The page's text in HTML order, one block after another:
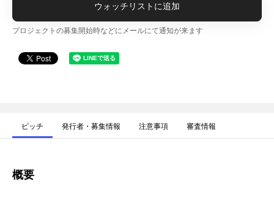
ウォッチリストに追加
プロジェクトの募集開始時などにメールにて通知が来ます
ピッチ 発行者・募集情報 注意事項 審査情報
概要